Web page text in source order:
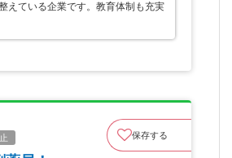
えている企業です。教育体制も充実
保存する